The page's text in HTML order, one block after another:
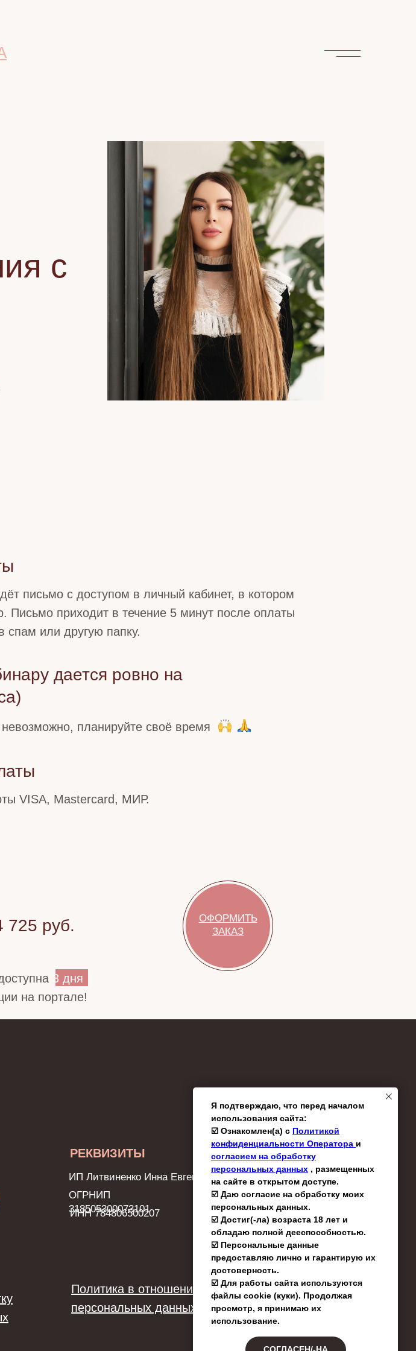
с
письмо с доступом в личный кабинет, в котором
Письмо приходит в течение 5 минут после оплаты
спам или другую папку.
дается ровно на
VISA, Mastercard, МИР.
планируйте своё время
ОФОРМИТЬ
ЗАКАЗ
725 руб.
3 дня
на портале!
Я подтверждаю, что перед началом
использования сайта:
☑️ Ознакомлен(а) с Политикой
конфиденциальности Оператора и
согласием на обработку
персональных данных , размещенных
на сайте в открытом доступе.
☑️ Даю согласие на обработку моих
персональных данных.
☑️ Достиг(-ла) возраста 18 лет и
обладаю полной дееспособностью.
☑️ Персональные данные
предоставляю лично и гарантирую их
достоверность.
☑️ Для работы сайта используются
файлы cookie (куки). Продолжая
просмотр, я принимаю их
использование.
РЕКВИЗИТЫ
Политика в отношении обработки
персональных данных
ИП Литвиненко Инна Евгеньевна
ОГРНИП
318505300073101
ИНН 784806500207